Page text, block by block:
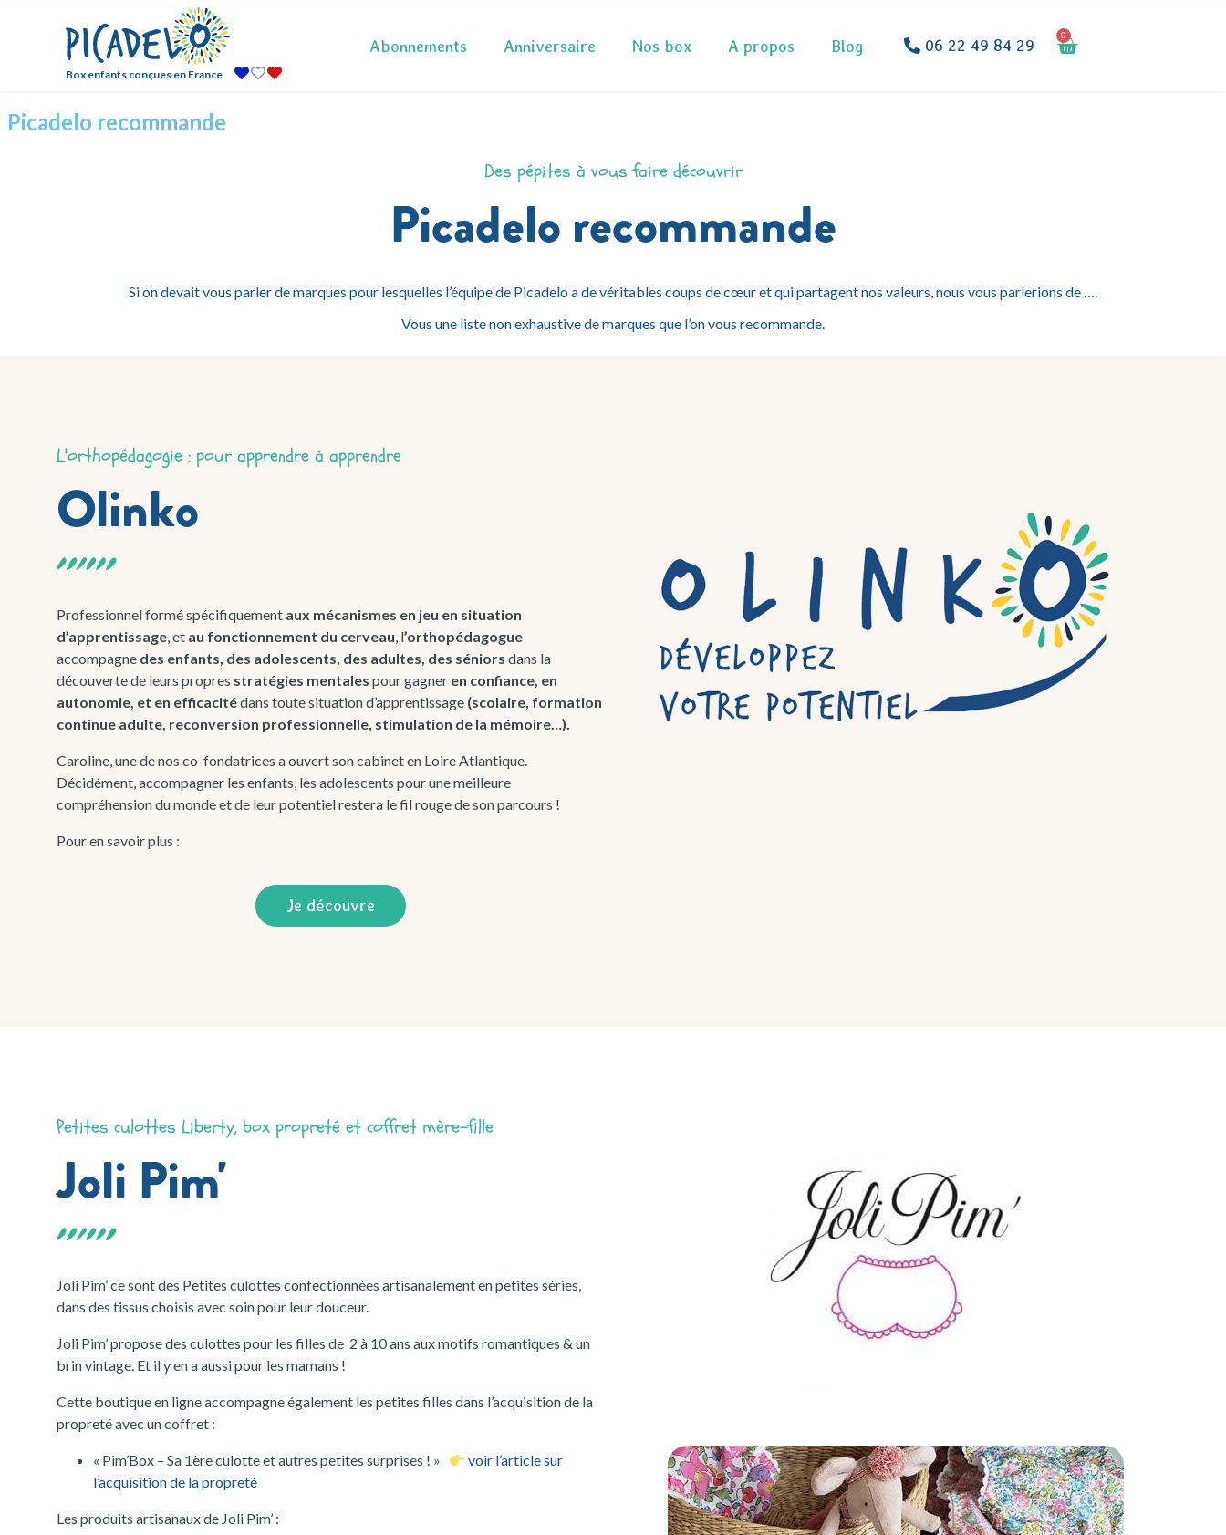
Box enfants conçues en France
Abonnements Anniversaire Nos box A propos Blog 06 22 49 84 29
0
Picadelo recommande
Des pépites à vous faire découvrir
Picadelo recommande
Si on devait vous parler de marques pour lesquelles l’équipe de Picadelo a de véritables coups de cœur et qui partagent nos valeurs, nous vous parlerions de ….
Vous une liste non exhaustive de marques que l’on vous recommande.
L'orthopédagogie : pour apprendre à apprendre
Olinko
Professionnel formé spécifiquement aux mécanismes en jeu en situation
d’apprentissage, et au fonctionnement du cerveau, l’orthopédagogue
accompagne des enfants, des adolescents, des adultes, des séniors dans la
découverte de leurs propres stratégies mentales pour gagner en confiance, en
autonomie, et en efficacitédans toute situation d’apprentissage (scolaire, formation
continue adulte, reconversion professionnelle, stimulation de la mémoire…).
Caroline, une de nos co-fondatrices a ouvert son cabinet en Loire Atlantique.
Décidément, accompagner les enfants, les adolescents pour une meilleure
compréhension du monde et de leur potentiel restera le fil rouge de son parcours !
Pour en savoir plus :
Je découvre
Petites culottes Liberty, box propreté et coffret mère-fille
Joli Pim'
Joli Pim’ ce sont des Petites culottes confectionnées artisanalement en petites séries,
dans des tissus choisis avec soin pour leur douceur.
Joli Pim’ propose des culottes pour les filles de 2 à 10 ans aux motifs romantiques & un
brin vintage. Et il y en a aussi pour les mamans !
Cette boutique en ligne accompagne également les petites filles dans l’acquisition de la
propreté avec un coffret :
« Pim’Box – Sa 1ère culotte et autres petites surprises ! »
voir l’article sur
l’acquisition de la propreté
Les produits artisanaux de Joli Pim’ :